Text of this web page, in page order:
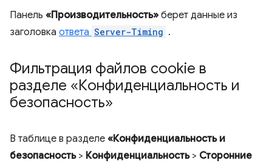
Панель «Производительность» берет данные из
заголовка ответа Server-Timing .
Фильтрация файлов cookie в
разделе «Конфиденциальность и
безопасность»
В таблице в разделе «Конфиденциальность и
безопасность> Конфиденциальность> Сторонние